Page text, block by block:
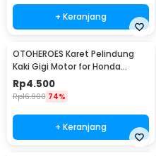
+ Keranjang
OTOHEROES Karet Pelindung
Kaki Gigi Motor for Honda
Kawasaki KTM - RT-022
Rp4.500
Rp16.900 74%
+ Keranjang